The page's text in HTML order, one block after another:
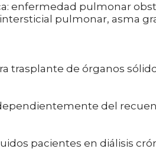
pulmonar
pulmonar, asma
de órganos
del
pacientes en diálisis